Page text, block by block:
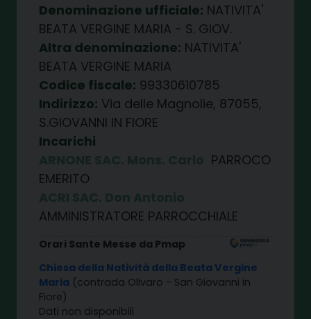
Denominazione ufficiale: NATIVITA'
BEATA VERGINE MARIA - S. GIOV.
Altra denominazione: NATIVITA'
BEATA VERGINE MARIA
Codice fiscale: 99330610785
Indirizzo: Via delle Magnolie, 87055,
S.GIOVANNI IN FIORE
Incarichi
PARROCO
EMERITO
AMMINISTRATORE PARROCCHIALE
Orari Sante Messe da Pmap
Chiesa della Natività della Beata Vergine
Maria (contrada Olivaro - San Giovanni in
Fiore)
Dati non disponibili